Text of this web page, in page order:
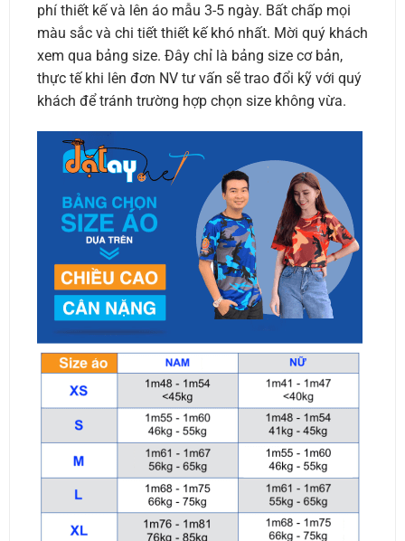
phí thiết kế và lên áo mẫu 3-5 ngày. Bất chấp mọi
màu sắc và chi tiết thiết kế khó nhất. Mời quý khách
xem qua bảng size. Đây chỉ là bảng size cơ bản,
thực tế khi lên đơn NV tư vấn sẽ trao đổi kỹ với quý
khách để tránh trường hợp chọn size không vừa.